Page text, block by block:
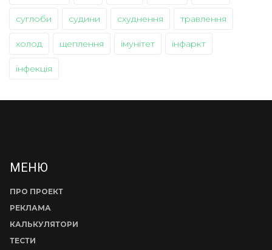
суглоби судини схуднення травлення
холод щеплення імунітет інфаркт
інфекція
МЕНЮ
ПРО ПРОЕКТ
РЕКЛАМА
КАЛЬКУЛЯТОРИ
ТЕСТИ